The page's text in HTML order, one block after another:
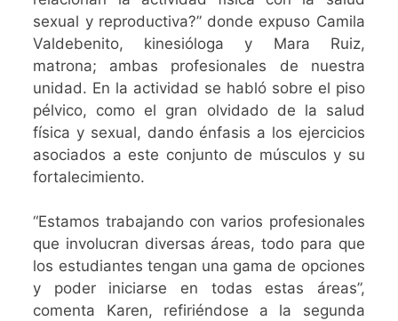
sexual y reproductiva?” donde expuso Camila
Valdebenito, kinesióloga y Mara Ruiz,
matrona; ambas profesionales de nuestra
unidad. En la actividad se habló sobre el piso
pélvico, como el gran olvidado de la salud
física y sexual, dando énfasis a los ejercicios
asociados a este conjunto de músculos y su
fortalecimiento.
“Estamos trabajando con varios profesionales
que involucran diversas áreas, todo para que
los estudiantes tengan una gama de opciones
y poder iniciarse en todas estas áreas”,
comenta Karen, refiriéndose a la segunda